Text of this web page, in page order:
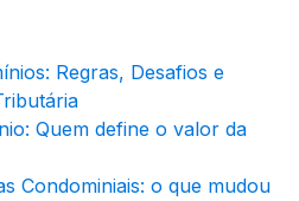
Regras, Desafios e
Quem define o valor da
Condominiais: o que mudou